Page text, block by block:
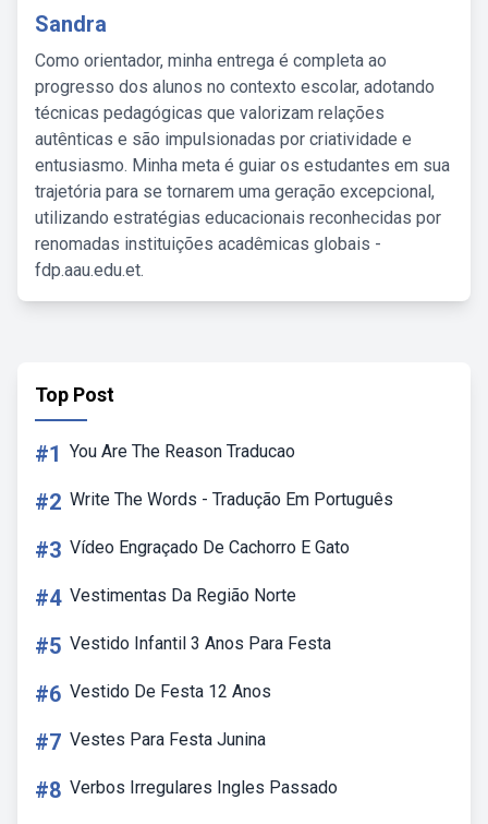
Sandra
Como orientador, minha entrega é completa ao
progresso dos alunos no contexto escolar, adotando
técnicas pedagógicas que valorizam relações
autênticas e são impulsionadas por criatividade e
entusiasmo. Minha meta é guiar os estudantes em sua
trajetória para se tornarem uma geração excepcional,
utilizando estratégias educacionais reconhecidas por
renomadas instituições acadêmicas globais -
fdp.aau.edu.et.
Top Post
#1 You Are The Reason Traducao
#2 Write The Words - Tradução Em Português
#3 Vídeo Engraçado De Cachorro E Gato
#4 Vestimentas Da Região Norte
#5 Vestido Infantil 3 Anos Para Festa
#6 Vestido De Festa 12 Anos
#7 Vestes Para Festa Junina
#8 Verbos Irregulares Ingles Passado